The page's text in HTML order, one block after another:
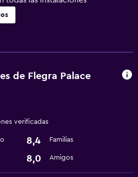
baja
de ruedas
de Flegra Palace
verificadas
8,4 Familias
8,0 Amigos